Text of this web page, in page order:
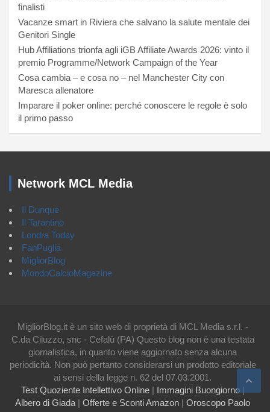
finalisti
Vacanze smart in Riviera che salvano la salute mentale dei
Genitori Single
Hub Affiliations trionfa agli iGB Affiliate Awards 2026: vinto il
premio Programme/Network Campaign of the Year
Cosa cambia – e cosa no – nel Manchester City con
Maresca allenatore
Imparare il poker online: perché conoscere le regole è solo
il primo passo
Network MCL Media
Il Dunque
Il Tarantino
Londra Today
FanPuglia
MigliorBlog
MondoCalcioMagazine
MigliorBlog.it è un sito web di proprietà di MCL Media s.r.l. -
C.da Ciluzzo, snc - Cefalù (PA) Questo blog non è una testata
giornalistica, in quanto viene aggiornato senza alcuna
periodicità. Non può pertanto considerarsi un prodotto editoriale
ai sensi della legge n. 62 del 07.03.2001.
Test Quoziente Intellettivo Online| Immagini Buongiorno|
Albero di Giada | Offerte e Sconti Amazon | Oroscopo Paolo